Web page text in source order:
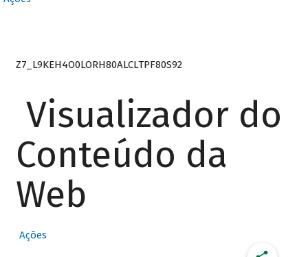
Z7_L9KEH4O0LORH80ALCLTPF80S92
Visualizador do
Conteúdo da
Web
Ações